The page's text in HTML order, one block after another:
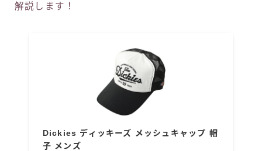
解説します！
Dickies ディッキーズ メッシュキャップ 帽
子 メンズ